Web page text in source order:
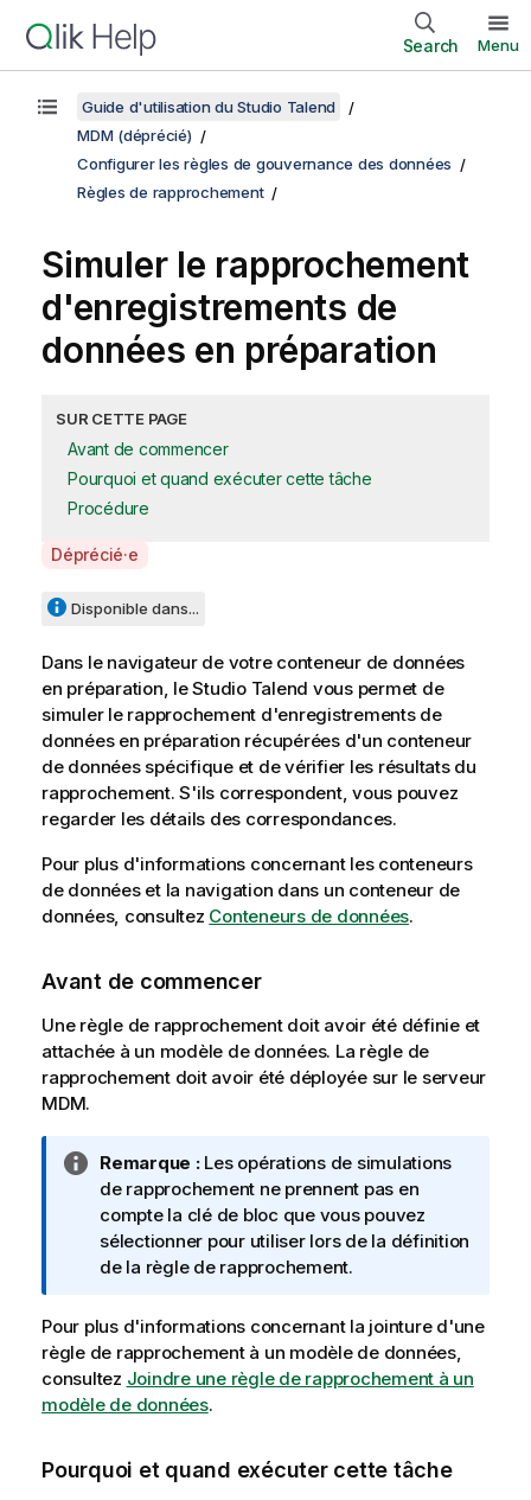
Search Menu
Guide d'utilisation du Studio Talend
MDM (déprécié)
Configurer les règles de gouvernance des données
Règles de rapprochement
Simuler le rapprochement
d'enregistrements de
données en préparation
SUR CETTE PAGE
Avant de commencer
Pourquoi et quand exécuter cette tâche
Procédure
A
a
l
a
b
i
l
i
t
-
n
o
e
Déprécié·e
Disponible dans...
Dans le navigateur de votre conteneur de données
en préparation, leStudio Talend vous permet de
simuler le rapprochement d'enregistrements de
données en préparation récupérées d'un conteneur
de données spécifique et de vérifier les résultats du
rapprochement. S'ils correspondent, vous pouvez
regarder les détails des correspondances.
Pour plus d'informations concernant les conteneurs
de données et la navigation dans un conteneur de
données, consultez Conteneurs de données.
Avant de commencer
Une règle de rapprochement doit avoir été définie et
attachée à un modèle de données. La règle de
rapprochement doit avoir été déployée sur le serveur
MDM.
N
o
t
e
I
f
o
r
m
i
Remarque :Les opérations de simulations
de rapprochement ne prennent pas en
compte la clé de bloc que vous pouvez
sélectionner pour utiliser lors de la définition
de la règle de rapprochement.
Pour plus d'informations concernant la jointure d'une
règle de rapprochement à un modèle de données,
consultez Joindre une règle de rapprochement à un
modèle de données.
Pourquoi et quand exécuter cette tâche